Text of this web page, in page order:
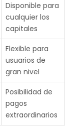
Disponible para
cualquier los
capitales
Flexible para
usuarios de
gran nivel
Posibilidad de
pagos
extraordinarios